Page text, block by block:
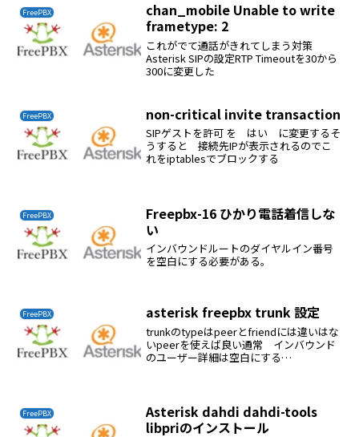
→setting管理者が予約アプリケーション
→モー...
FreePBX
chan_mobile Unable to write
frametype: 2
これがでて通話がきれてしまう対策
Asterisk SIPの設定RTP Timeoutを30から
300に変更した
FreePBX non-critical invite transaction
SIPゲストを許可 を はい に変更するそ
うすると 接続先IPが表示されるのでこ
れをiptablesでブロックする
FreePBX
Freepbx-16 ひかり電話着信しな
い
インバウンドルートのダイヤルイン番号
を空白にする必要がある。
FreePBX asterisk freepbx trunk 設定
trunkのtypeはpeerとfriendには違いはな
いpeerを使えば良い通常 インバウンド
のユーザー詳細は空白にする
FreePBX
Asterisk dahdi dahdi-tools
libpriのインストール